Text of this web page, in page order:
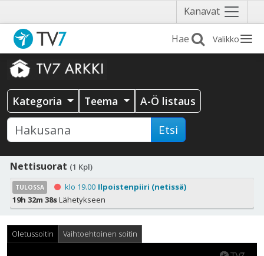
Kanavat Näytä
valikko
Valikko
Kategoria Teema A-Ö listaus
Etsi
Nettisuorat (1 Kpl)
TULOSSA klo 19.00 Ilpoistenpiiri (netissä)
19h 32m 38sLähetykseen
Oletussoitin Vaihtoehtoinen soitin